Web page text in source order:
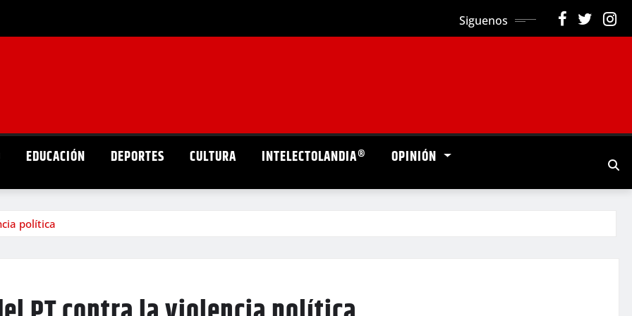
Siguenos
EDUCACIÓN DEPORTES CULTURA INTELECTOLANDIA® OPINIÓN
política